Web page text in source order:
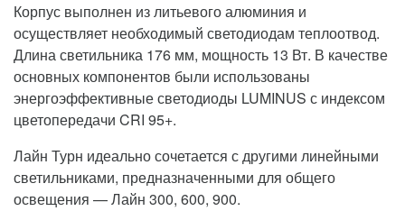
Корпус выполнен из литьевого алюминия и
осуществляет необходимый светодиодам теплоотвод.
Длина светильника 176 мм, мощность 13 Вт. В качестве
основных компонентов были использованы
энергоэффективные светодиоды LUMINUS с индексом
цветопередачи CRI 95+.
Лайн Турн идеально сочетается с другими линейными
светильниками, предназначенными для общего
освещения — Лайн 300, 600, 900.